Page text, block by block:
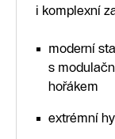
i komplexní
moderní
s
hořákem
extrémní